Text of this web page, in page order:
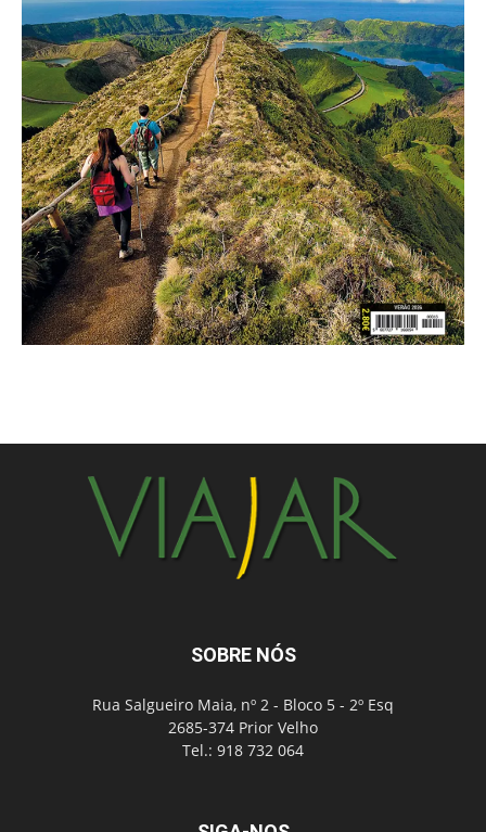
SOBRE NÓS
Rua Salgueiro Maia, nº 2 - Bloco 5 - 2º Esq
2685-374 Prior Velho
Tel.: 918 732 064